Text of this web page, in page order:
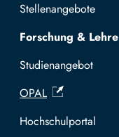
Stellenangebote
Forschung & Lehre
Studienangebot
OPAL
Hochschulportal